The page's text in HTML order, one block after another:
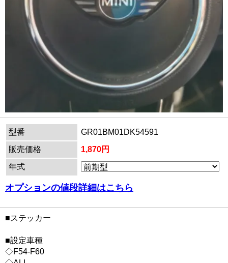
型番
GR01BM01DK54591
販売価格
1,870円
年式
オプションの値段詳細はこちら
■ステッカー
■設定車種
◇F54-F60